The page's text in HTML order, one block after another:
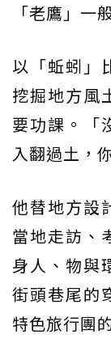
「老鷹」一
以「蚯蚓」
挖掘地方風
要功課。「
入翻過土，
他替地方設
當地走訪、
身人、物與
街頭巷尾的
特色旅行團